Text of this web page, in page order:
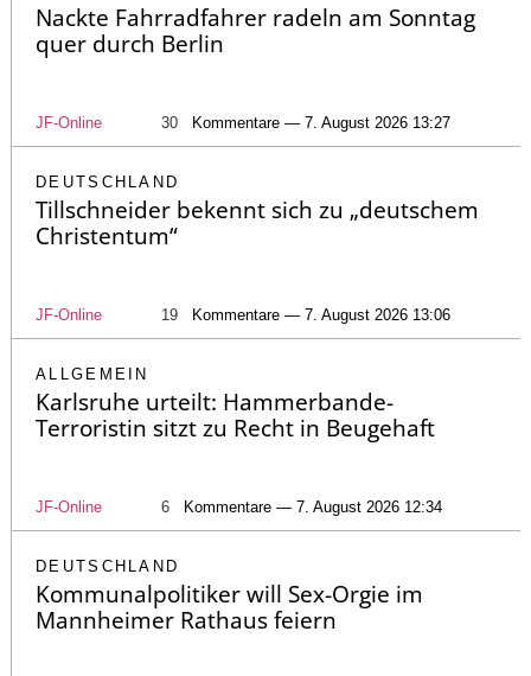
Nackte Fahrradfahrer radeln am Sonntag
quer durch Berlin
JF-Online 30 Kommentare — 7. August 2026 13:27
DEUTSCHLAND
Tillschneider bekennt sich zu „deutschem
Christentum“
JF-Online 19 Kommentare — 7. August 2026 13:06
ALLGEMEIN
Karlsruhe urteilt: Hammerbande-
Terroristin sitzt zu Recht in Beugehaft
JF-Online 6 Kommentare — 7. August 2026 12:34
DEUTSCHLAND
Kommunalpolitiker will Sex-Orgie im
Mannheimer Rathaus feiern